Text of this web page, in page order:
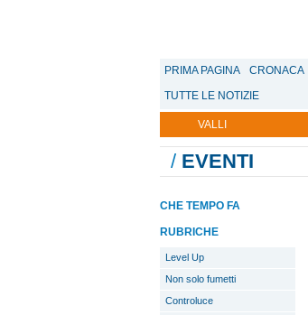
PRIMA PAGINA CRONACA
TUTTE LE NOTIZIE
VALLI
/ EVENTI
CHE TEMPO FA
RUBRICHE
Level Up
Non solo fumetti
Controluce